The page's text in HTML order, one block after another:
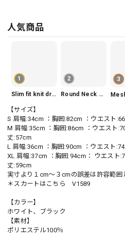
人気商品
1
Slim fit knit dress(3color) V1330
2
Round Neck Tiered Sleeveless Dress V2290
3
【サイズ】
S 肩幅:34cm ：胸囲:82cm ：ウエスト
M 肩幅:35cm ：胸囲:86cm ：ウエスト
丈:57cm
L 肩幅:36cm ：胸囲:90cm ：ウエスト
XL 肩幅:37cm ：胸囲:94cm： ウエスト
丈:59cm
実寸より１cm〜３cmの誤差は許容範囲
＊スカートはこちら V1589
【カラー】
ホワイト、ブラック
【素材】
ポリエステル100％